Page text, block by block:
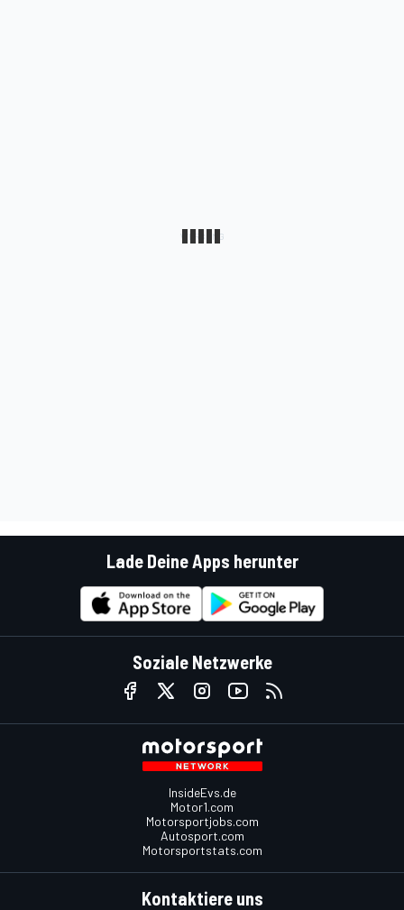
Lade Deine Apps herunter
Soziale Netzwerke
InsideEvs.de
Motor1.com
Motorsportjobs.com
Autosport.com
Motorsportstats.com
Kontaktiere uns